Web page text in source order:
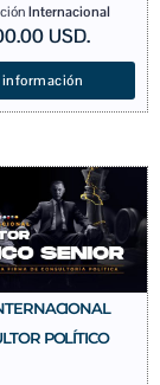
Internacional
USD.
información
POLÍTICO